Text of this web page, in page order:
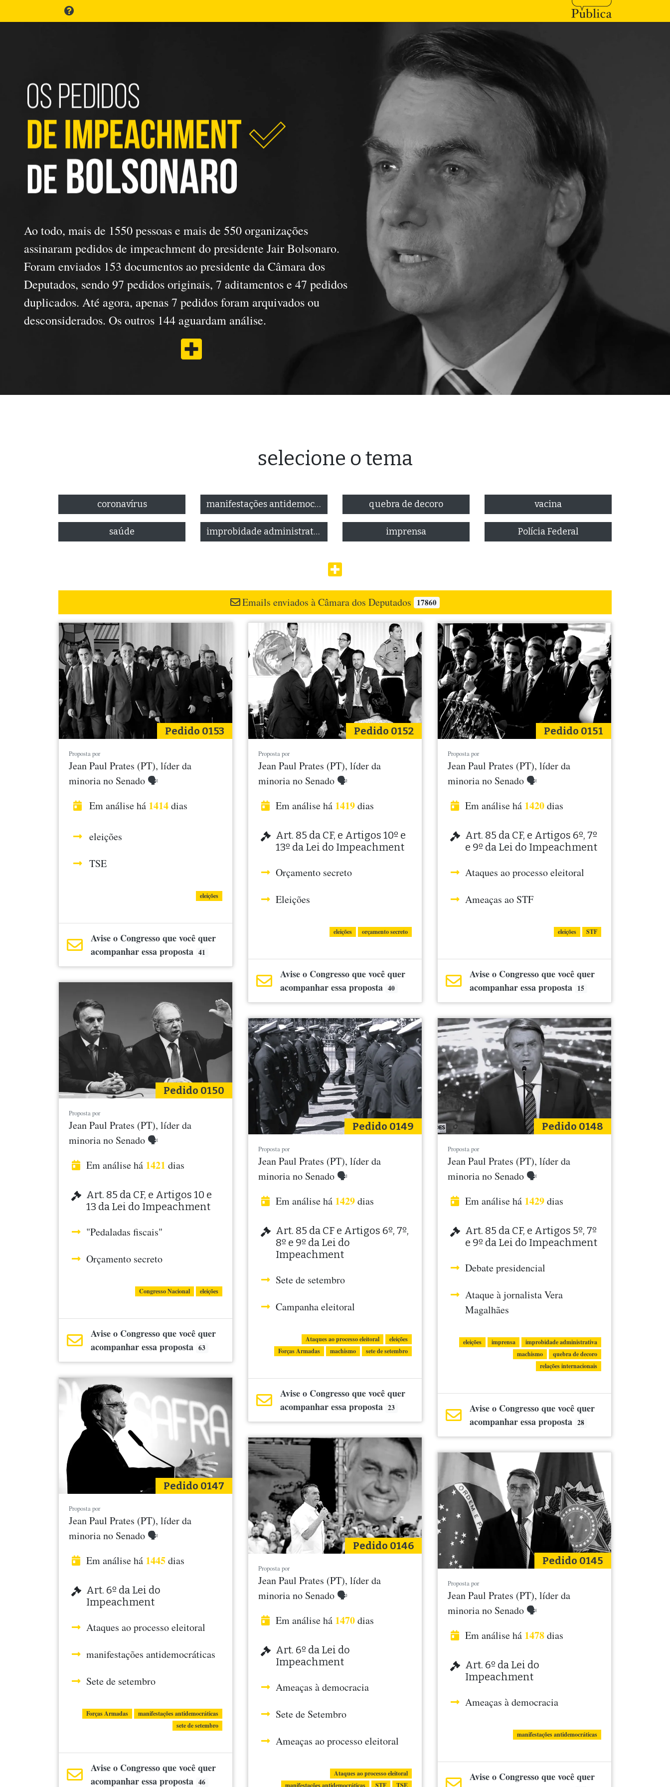
Ao todo, mais de 1550 pessoas e mais de 550 organizações
assinaram pedidos de impeachment do presidente Jair Bolsonaro.
Foram enviados 153 documentos ao presidente da Câmara dos
Deputados, sendo 97 pedidos originais, 7 aditamentos e 47 pedidos
duplicados. Até agora, apenas 7 pedidos foram arquivados ou
desconsiderados. Os outros 144 aguardam análise.
selecione o tema
coronavírus manifestações antidemocráticas quebra de decoro vacina
saúde improbidade administrativa imprensa Polícia Federal
Emails enviados à Câmara dos Deputados 17860
Pedido 0153
Proposta por
Jean Paul Prates (PT), líder da
minoria no Senado 🗣
Em análise há 1414dias
eleições
TSE
eleições
Avise o Congresso que você quer
acompanhar essa proposta 41
Pedido 0152
Proposta por
Jean Paul Prates (PT), líder da
minoria no Senado 🗣
Em análise há 1419dias
Art. 85 da CF, e Artigos 10º e
13º da Lei do Impeachment
Orçamento secreto
Eleições
eleições orçamento secreto
Avise o Congresso que você quer
acompanhar essa proposta 40
Pedido 0151
Proposta por
Jean Paul Prates (PT), líder da
minoria no Senado 🗣
Em análise há 1420dias
Art. 85 da CF, e Artigos 6º, 7º
e 9º da Lei do Impeachment
Ataques ao processo eleitoral
Ameaças ao STF
eleições STF
Avise o Congresso que você quer
acompanhar essa proposta 15
Pedido 0150
Proposta por
Jean Paul Prates (PT), líder da
minoria no Senado 🗣
Em análise há 1421 dias
Art. 85 da CF, e Artigos 10 e
13 da Lei do Impeachment
"Pedaladas fiscais"
Orçamento secreto
Congresso Nacional eleições
Avise o Congresso que você quer
acompanhar essa proposta 63
Pedido 0149
Proposta por
Jean Paul Prates (PT), líder da
minoria no Senado 🗣
Em análise há 1429dias
Art. 85 da CF e Artigos 6º, 7º,
8º e 9º da Lei do
Impeachment
Sete de setembro
Campanha eleitoral
Ataques ao processo eleitoral
eleições
Forças Armadas
machismo sete de setembro
Avise o Congresso que você quer
acompanhar essa proposta 23
Pedido 0148
Proposta por
Jean Paul Prates (PT), líder da
minoria no Senado 🗣
Em análise há 1429dias
Art. 85 da CF, e Artigos 5º, 7º
e 9º da Lei do Impeachment
Debate presidencial
Ataque à jornalista Vera
Magalhães
eleições imprensa
improbidade administrativa
machismo
quebra de decoro
relações internacionais
Avise o Congresso que você quer
acompanhar essa proposta 28
Pedido 0147
Proposta por
Jean Paul Prates (PT), líder da
minoria no Senado 🗣
Em análise há 1445dias
Art. 6º da Lei do
Impeachment
Ataques ao processo eleitoral
manifestações antidemocráticas
Sete de setembro
Forças Armadas
manifestações antidemocráticas
sete de setembro
Avise o Congresso que você quer
acompanhar essa proposta 46
Pedido 0146
Proposta por
Jean Paul Prates (PT), líder da
minoria no Senado 🗣
Em análise há 1470dias
Art. 6º da Lei do
Impeachment
Ameaças à democracia
Sete de Setembro
Ameaças ao processo eleitoral
Ataques ao processo eleitoral
Pedido 0145
Proposta por
Jean Paul Prates (PT), líder da
minoria no Senado 🗣
Em análise há 1478dias
Art. 6º da Lei do
Impeachment
Ameaças à democracia
manifestações antidemocráticas
Avise o Congresso que você quer